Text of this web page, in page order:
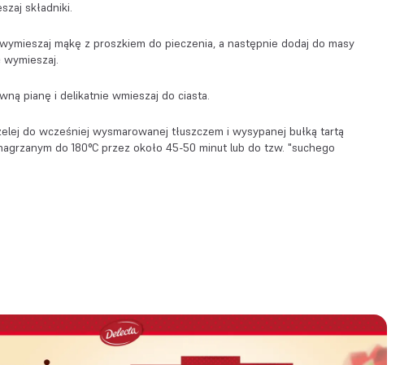
składniki.
mąkę z proszkiem do pieczenia, a następnie dodaj do masy
wymieszaj.
pianę i delikatnie wmieszaj do ciasta.
do wcześniej wysmarowanej tłuszczem i wysypanej bułką tartą
do 180°C przez około 45-50 minut lub do tzw. "suchego